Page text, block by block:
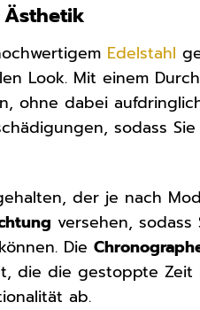
Ästhetik
Edelstahl
Look. Mit einem
ohne dabei
sodass
der je nach
versehen,
Die
die die gestoppte Zeit
ab.